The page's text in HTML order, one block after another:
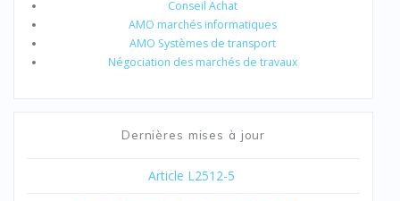
Conseil Achat
AMO marchés informatiques
AMO Systèmes de transport
Négociation des marchés de travaux
Dernières mises à jour
Article L2512-5